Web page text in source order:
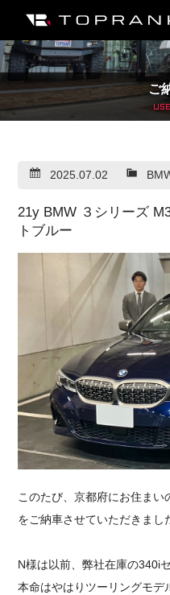
私たちについて
車を買う
アフターサービス
車を売る
店舗/スタッフ情報
インフォメーション
トップランク・マガジン
採用情報
ご
2025.07.02
21y BMW ３シリーズ
トブルー
このたび、京都府にお住まい
をご納車させていただきまし
N様は以前、弊社在庫の340i
本命はやはりツーリングモデ